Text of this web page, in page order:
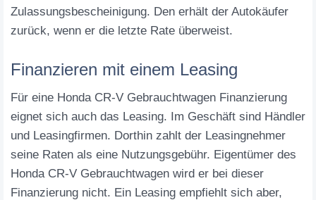
Zulassungsbescheinigung. Den erhält der Autokäufer
zurück, wenn er die letzte Rate überweist.
Finanzieren mit einem Leasing
Für eine Honda CR-V Gebrauchtwagen Finanzierung
eignet sich auch das Leasing. Im Geschäft sind Händler
und Leasingfirmen. Dorthin zahlt der Leasingnehmer
seine Raten als eine Nutzungsgebühr. Eigentümer des
Honda CR-V Gebrauchtwagen wird er bei dieser
Finanzierung nicht. Ein Leasing empfiehlt sich aber,